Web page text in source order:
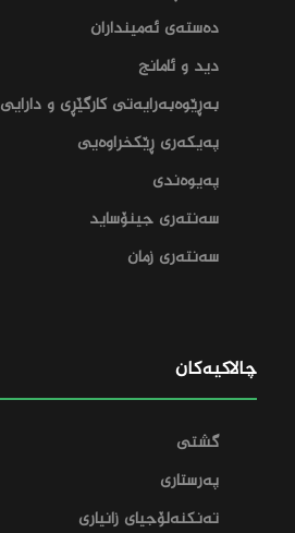
دەستەی ئەمینداران
دید و ئامانج
بەڕێوەبەرایەتی کارگێڕی و دارایی‌
پەیکەری ڕێکخراوەیی
پەیوەندی
سەنتەری جینۆساید
سەنتەری زمان
چالاکیەکان
گشتی
پەرستاری
تەنکنەلۆجیای زانیاری